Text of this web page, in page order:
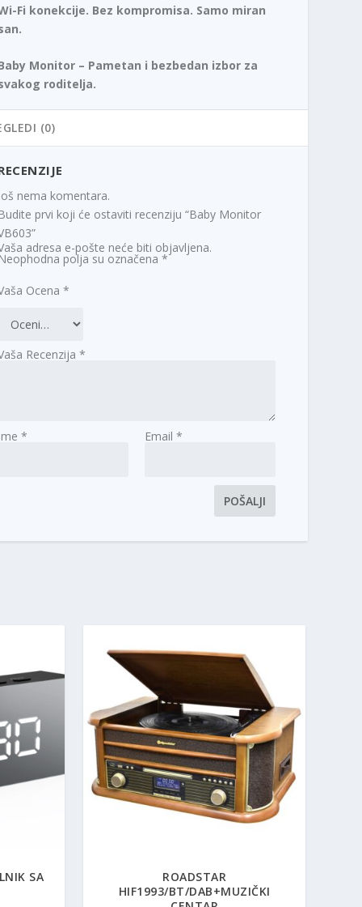
Fi konekcije. Bez kompromisa. Samo miran
Monitor – Pametan i bezbedan izbor za
roditelja.
(0)
nema komentara.
prvi koji će ostaviti recenziju “Baby Monitor
adresa e-pošte neće biti objavljena.
polja su označena*
Ocena*
Recenzija*
* Email*
SA
ROADSTAR
HIF1993/BT/DAB+MUZIČKI